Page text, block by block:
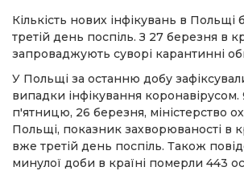
Кількість нових інфікувань в
третій день поспіль. З 27 березня в
запроваджують суворі карантинні
У Польщі за останню добу
випадки інфікування
п'ятницю, 26 березня, міністерство
Польщі, показник захворюваності в
вже третій день поспіль. Також
минулої доби в країні померли 443